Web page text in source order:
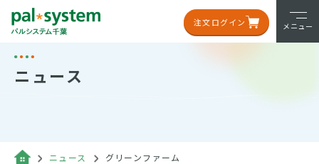
注文ログイン メニュー
ニュース
ニュース グリーンファーム